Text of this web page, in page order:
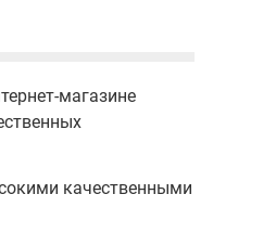
магазине
качественными